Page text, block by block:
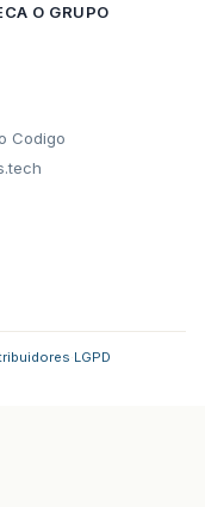
O GRUPO
Codigo
LGPD